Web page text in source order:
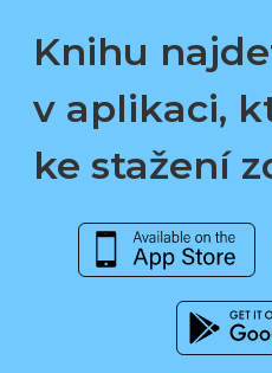
Knihu
v aplikaci,
ke stažení